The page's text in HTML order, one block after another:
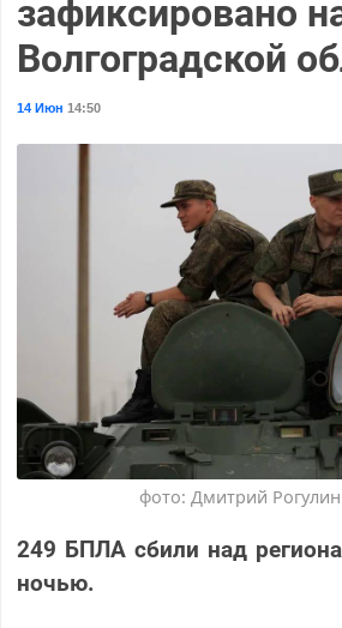
зафиксировано
Волгоградской
14 Июн 14:50
фото: Дмитрий
249 БПЛА сбили над
ночью.